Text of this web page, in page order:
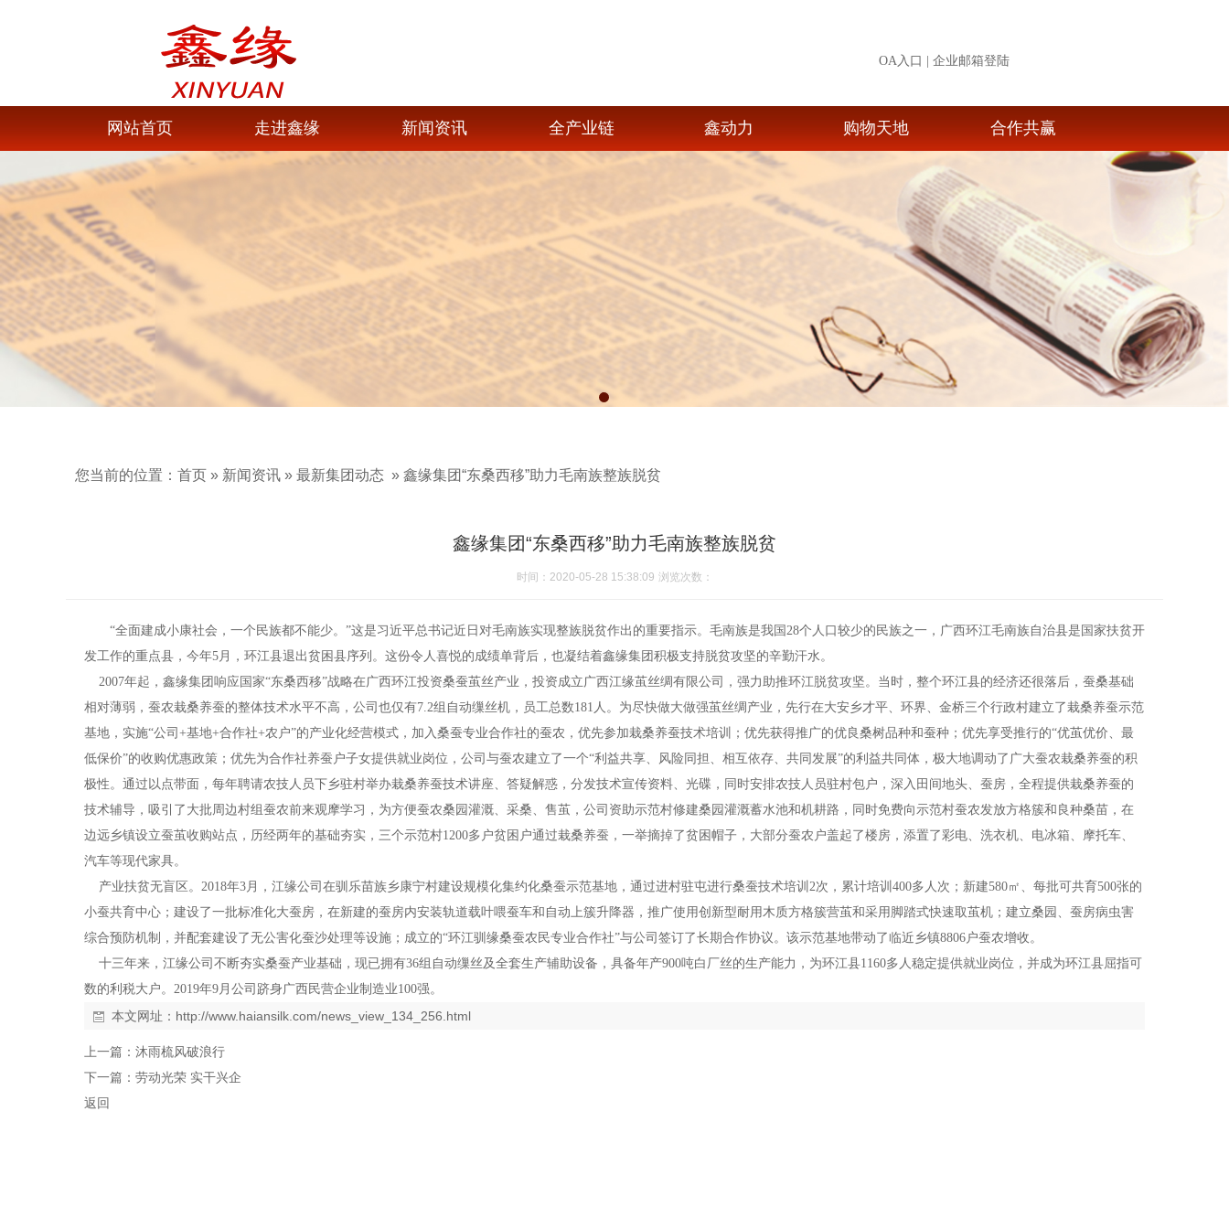
OA入口 企业邮箱登陆
网站首页 走进鑫缘 新闻资讯 全产业链 鑫动力 购物天地 合作共赢
1
您当前的位置： 首页 » 新闻资讯 » 最新集团动态 » 鑫缘集团“东桑西移”助力毛南族整族脱贫
鑫缘集团“东桑西移”助力毛南族整族脱贫
时间：2020-05-28 15:38:09 浏览次数：
“全面建成小康社会，一个民族都不能少。”这是习近平总书记近日对毛南族实现整族脱贫作出的重要指示。毛南族是我国28个人口较少的民族之一，广西环江毛南族自治县是国家扶贫开
发工作的重点县，今年5月，环江县退出贫困县序列。这份令人喜悦的成绩单背后，也凝结着鑫缘集团积极支持脱贫攻坚的辛勤汗水。
2007年起，鑫缘集团响应国家“东桑西移”战略在广西环江投资桑蚕茧丝产业，投资成立广西江缘茧丝绸有限公司，强力助推环江脱贫攻坚。当时，整个环江县的经济还很落后，蚕桑基础
相对薄弱，蚕农栽桑养蚕的整体技术水平不高，公司也仅有7.2组自动缫丝机，员工总数181人。为尽快做大做强茧丝绸产业，先行在大安乡才平、环界、金桥三个行政村建立了栽桑养蚕示范
基地，实施“公司+基地+合作社+农户”的产业化经营模式，加入桑蚕专业合作社的蚕农，优先参加栽桑养蚕技术培训；优先获得推广的优良桑树品种和蚕种；优先享受推行的“优茧优价、最
低保价”的收购优惠政策；优先为合作社养蚕户子女提供就业岗位，公司与蚕农建立了一个“利益共享、风险同担、相互依存、共同发展”的利益共同体，极大地调动了广大蚕农栽桑养蚕的积
极性。通过以点带面，每年聘请农技人员下乡驻村举办栽桑养蚕技术讲座、答疑解惑，分发技术宣传资料、光碟，同时安排农技人员驻村包户，深入田间地头、蚕房，全程提供栽桑养蚕的
技术辅导，吸引了大批周边村组蚕农前来观摩学习，为方便蚕农桑园灌溉、采桑、售茧，公司资助示范村修建桑园灌溉蓄水池和机耕路，同时免费向示范村蚕农发放方格簇和良种桑苗，在
边远乡镇设立蚕茧收购站点，历经两年的基础夯实，三个示范村1200多户贫困户通过栽桑养蚕，一举摘掉了贫困帽子，大部分蚕农户盖起了楼房，添置了彩电、洗衣机、电冰箱、摩托车、
汽车等现代家具。
产业扶贫无盲区。2018年3月，江缘公司在驯乐苗族乡康宁村建设规模化集约化桑蚕示范基地，通过进村驻屯进行桑蚕技术培训2次，累计培训400多人次；新建580㎡、每批可共育500张的
小蚕共育中心；建设了一批标准化大蚕房，在新建的蚕房内安装轨道载叶喂蚕车和自动上簇升降器，推广使用创新型耐用木质方格簇营茧和采用脚踏式快速取茧机；建立桑园、蚕房病虫害
综合预防机制，并配套建设了无公害化蚕沙处理等设施；成立的“环江驯缘桑蚕农民专业合作社”与公司签订了长期合作协议。该示范基地带动了临近乡镇8806户蚕农增收。
十三年来，江缘公司不断夯实桑蚕产业基础，现已拥有36组自动缫丝及全套生产辅助设备，具备年产900吨白厂丝的生产能力，为环江县1160多人稳定提供就业岗位，并成为环江县屈指可
数的利税大户。2019年9月公司跻身广西民营企业制造业100强。
本文网址： http://www.haiansilk.com/news_view_134_256.html
上一篇： 沐雨梳风破浪行
下一篇： 劳动光荣 实干兴企
返回